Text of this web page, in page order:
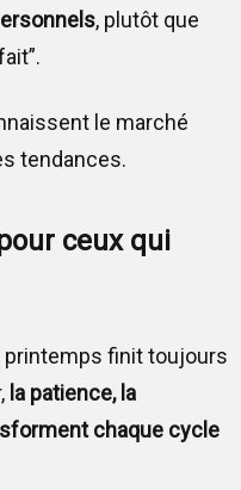
, plutôt que
le marché
tendances.
ceux qui
printemps finit toujours
la patience, la
chaque cycle